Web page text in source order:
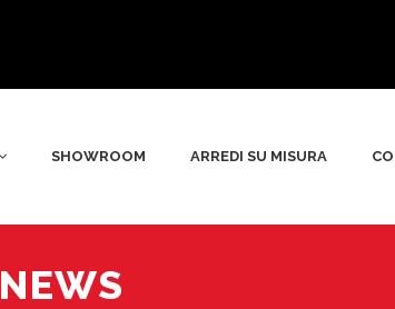
SHOWROOM ARREDI SU MISURA
NEWS